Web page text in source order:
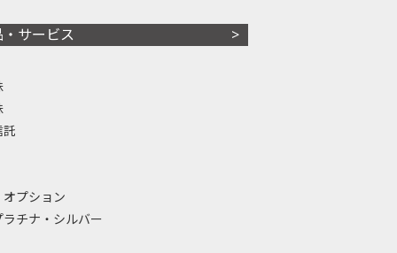
・サービス
託
プション
ラチナ・シルバー